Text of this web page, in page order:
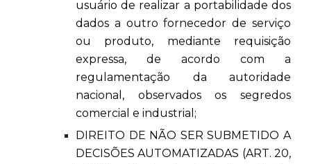
usuário de realizar a portabilidade dos
dados a outro fornecedor de serviço
ou produto, mediante requisição
expressa, de acordo com a
regulamentação da autoridade
nacional, observados os segredos
comercial e industrial;
DIREITO DE NÃO SER SUBMETIDO A
DECISÕES AUTOMATIZADAS (ART. 20,